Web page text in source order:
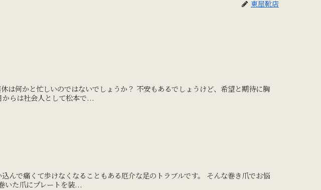
東屋靴店
は何かと忙しいのではないでしょうか？ 不安もあるでしょうけど、希望と期待に胸
らは社会人として松本で...
んで痛くて歩けなくなることもある厄介な足のトラブルです。 そんな巻き爪でお悩
いた爪にプレートを装...